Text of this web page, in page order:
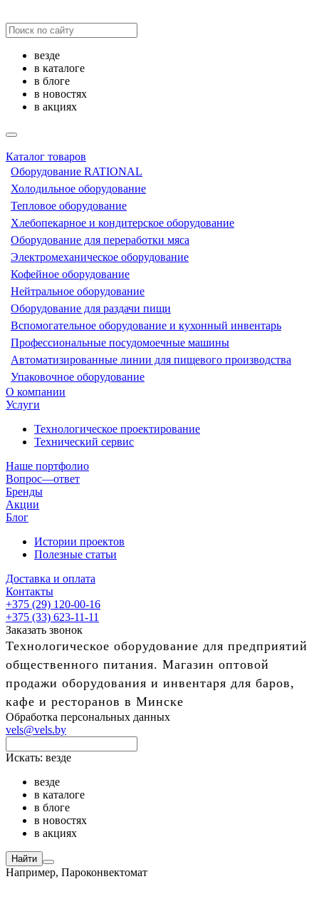
везде
в каталоге
в блоге
в новостях
в акциях
Каталог товаров
Оборудование RATIONAL
Холодильное оборудование
Тепловое оборудование
Хлебопекарное и кондитерское оборудование
Оборудование для переработки мяса
Электромеханическое оборудование
Кофейное оборудование
Нейтральное оборудование
Оборудование для раздачи пищи
Вспомогательное оборудование и кухонный инвентарь
Профессиональные посудомоечные машины
Автоматизированные линии для пищевого производства
Упаковочное оборудование
О компании
Услуги
Технологическое проектирование
Технический сервис
Наше портфолио
Вопрос—ответ
Бренды
Акции
Блог
Истории проектов
Полезные статьи
Доставка и оплата
Контакты
+375 (29) 120-00-16
+375 (33) 623-11-11
Заказать звонок
Технологическое оборудование для предприятий
общественного питания. Магазин оптовой
продажи оборудования и инвентаря для баров,
кафе и ресторанов в Минске
Обработка персональных данных
vels@vels.by
Искать: везде
везде
в каталоге
в блоге
в новостях
в акциях
Найти
Например, Пароконвектомат